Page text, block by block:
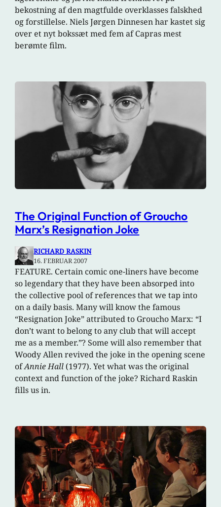
bekostning af den magtfulde overklasses falskhed
og forstillelse. Niels Jørgen Dinnesen har kastet sig
over et nyt bokssæt med fem af Capras mest
berømte film.
The Original Function of Groucho
Marx’s Resignation Joke
RICHARD RASKIN
16. FEBRUAR 2007
FEATURE. Certain comic one-liners have become
so legendary that they have been absorped into
the collective pool of references that we tap into
on a daily basis. Many will know the famous
“Resignation Joke” attributed to Groucho Marx: “I
don’t want to belong to any club that will accept
me as a member.”? Some will also remember that
Woody Allen revived the joke in the opening scene
ofAnnie Hall (1977). Yet what was the original
context and function of the joke? Richard Raskin
fills us in.